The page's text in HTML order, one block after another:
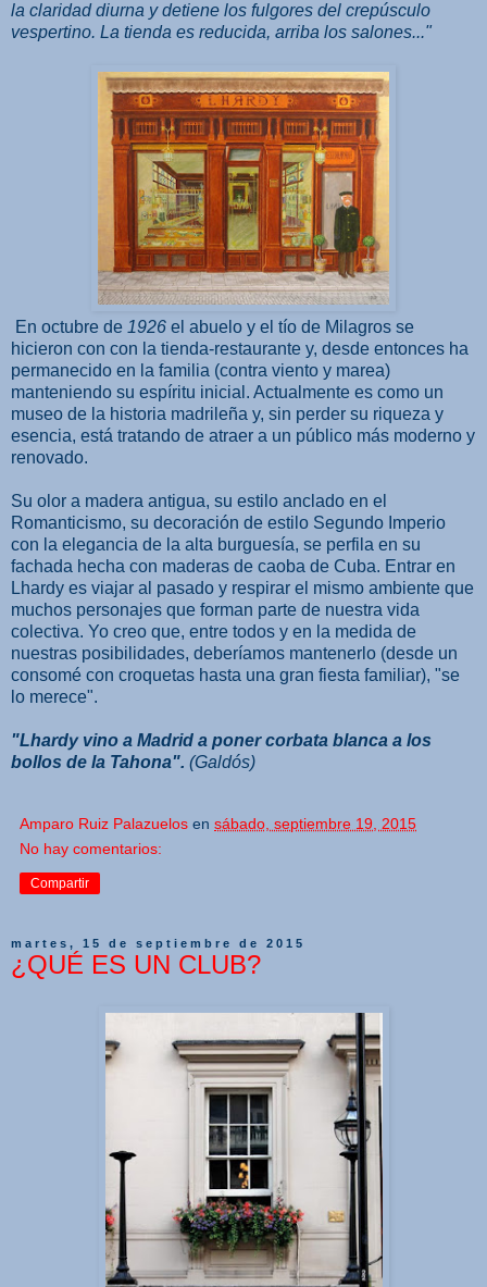
la claridad diurna y detiene los fulgores del crepúsculo
vespertino. La tienda es reducida, arriba los salones..."
En octubre de 1926 el abuelo y el tío de Milagros se
hicieron con con la tienda-restaurante y, desde entonces ha
permanecido en la familia (contra viento y marea)
manteniendo su espíritu inicial. Actualmente es como un
museo de la historia madrileña y, sin perder su riqueza y
esencia, está tratando de atraer a un público más moderno y
renovado.
Su olor a madera antigua, su estilo anclado en el
Romanticismo, su decoración de estilo Segundo Imperio
con la elegancia de la alta burguesía, se perfila en su
fachada hecha con maderas de caoba de Cuba. Entrar en
Lhardy es viajar al pasado y respirar el mismo ambiente que
muchos personajes que forman parte de nuestra vida
colectiva. Yo creo que, entre todos y en la medida de
nuestras posibilidades, deberíamos mantenerlo (desde un
consomé con croquetas hasta una gran fiesta familiar), "se
lo merece".
"Lhardy vino a Madrid a poner corbata blanca a los
bollos de la Tahona". (Galdós)
Amparo Ruiz Palazuelos en sábado, septiembre 19, 2015
No hay comentarios:
Compartir
martes, 15 de septiembre de 2015
¿QUÉ ES UN CLUB?